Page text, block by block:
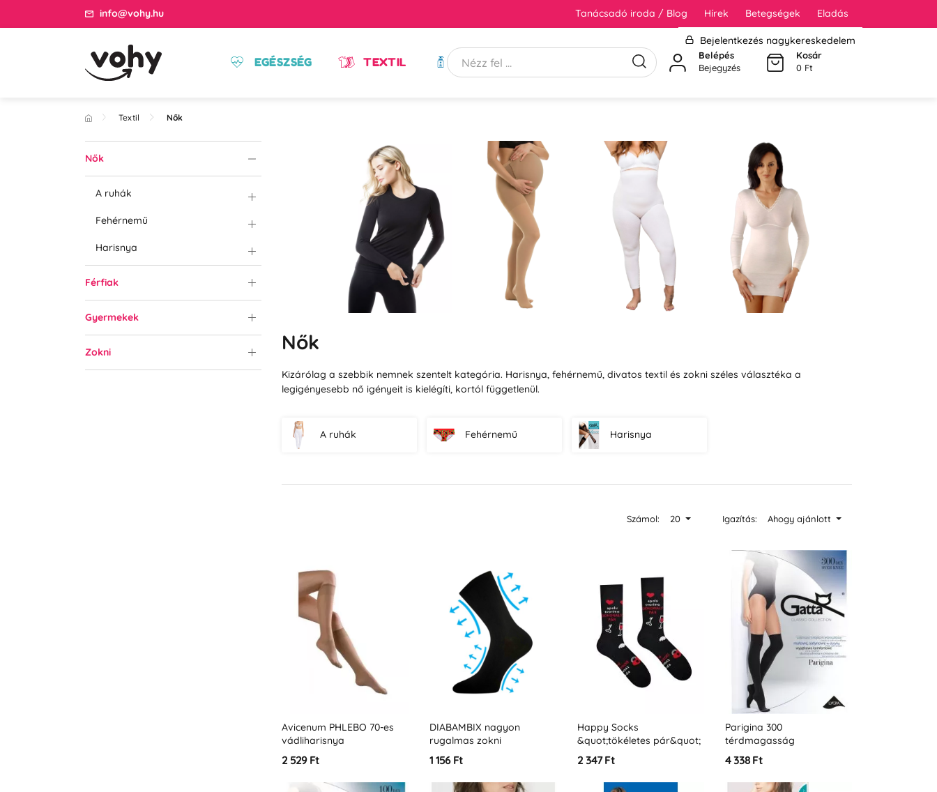
info@vohy.hu Tanácsadó iroda / Blog Hírek Betegségek Eladás
Bejelentkezés nagykereskedelem
EGÉSZSÉG TEXTIL HIGIÉNIA
Belépés
Bejegyzés
Kosár
0 Ft
Textil Nők
Nők
Kizárólag a szebbik nemnek szentelt kategória. Harisnya, fehérnemű, divatos textil és zokni széles választéka a
legigényesebb nő igényeit is kielégíti, kortól függetlenül.
A ruhák Fehérnemű Harisnya
Számol: 20 Igazítás: Ahogy ajánlott
Avicenum PHLEBO 70-es
vádliharisnya
2 529 Ft
DIABAMBIX nagyon
rugalmas zokni
cukorbetegeknek
1 156 Ft
Happy Socks
&quot;tökéletes pár&quot;
2 347 Ft
Parigina 300
térdmagasság
4 338 Ft
Nők
A ruhák
Fehérnemű
Harisnya
Férfiak
Gyermekek
Zokni